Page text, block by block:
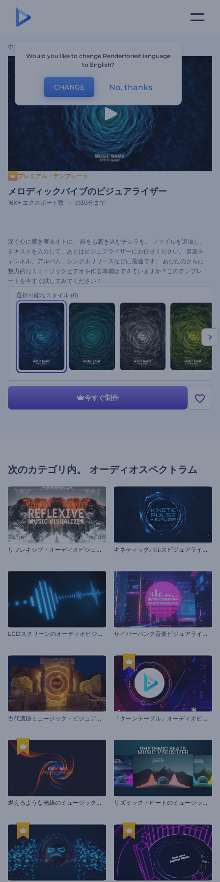
ホーム
プレミアム・テンプレート
メロディックバイブのビジュアライザー
16K+ エクスポート数 30分まで
深く心に響き渡るオトに、 誰をも惹き込むチカラを。 ファイルを追加し、
テキストを入力して、あとはビジュアライザーにお任せください。 音楽チ
ャンネル、アルバム、シングルリリースなどに最適です。 あなたのさらに
魅力的なミュージックビデオを作る準備はできていますか？このテンプレ
ートを今すぐ試してみてください！
選択可能なスタイル (6)
今すぐ制作
次のカテゴリ内。 オーディオスペクトラム
リ
フレキシブ・オーディオビジュアライザー キ
ネティックパルスビジュアライザー
L
CDスクリーンのオーディオビジュアライザー サ
イバーパンク音楽ビジュアライザー
古
代遺跡ミュージック・ビジュアライザー 「
ターンテーブル」オーディオビジュアライザー
燃
えるような光線のミュージックビジュアライザー リ
ズミック・ビートのミュージック・ビジュアライザー
Would you like to change Renderforest language
to English?
CHANGE No, thanks